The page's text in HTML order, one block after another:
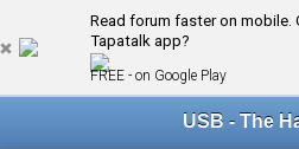
Read forum faster on mobile.
Tapatalk app?
FREE - on Google Play